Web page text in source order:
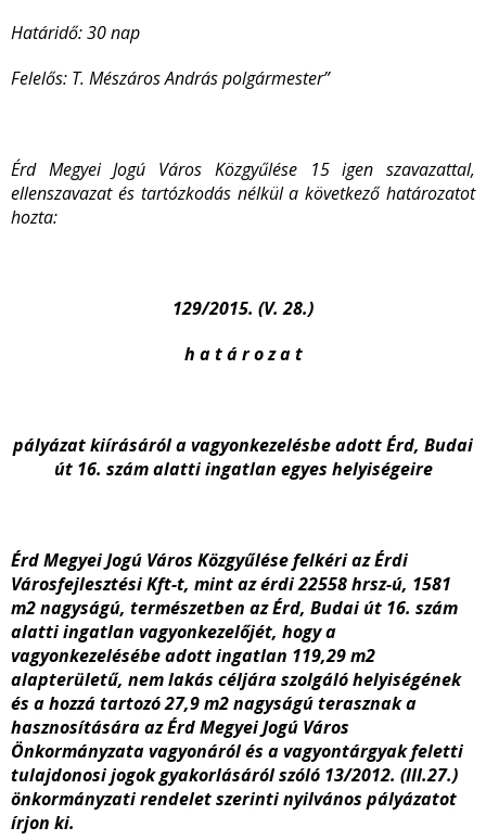
Határidő: 30 nap
Felelős: T. Mészáros András polgármester”
Érd Megyei Jogú Város Közgyűlése 15 igen szavazattal,
ellenszavazat és tartózkodás nélkül a következő határozatot
hozta:
129/2015. (V. 28.)
h a t á r o z a t
pályázat kiírásáról a vagyonkezelésbe adott Érd, Budai
út 16. szám alatti ingatlan egyes helyiségeire
Érd Megyei Jogú Város Közgyűlése felkéri az Érdi
Városfejlesztési Kft-t, mint az érdi 22558 hrsz-ú, 1581
m2nagyságú, természetben az Érd, Budai út 16. szám
alatti ingatlan vagyonkezelőjét, hogy a
vagyonkezelésébe adott ingatlan 119,29 m2
alapterületű, nem lakás céljára szolgáló helyiségének
és a hozzá tartozó 27,9 m2nagyságú terasznak a
hasznosítására az Érd Megyei Jogú Város
Önkormányzata vagyonáról és a vagyontárgyak feletti
tulajdonosi jogok gyakorlásáról szóló 13/2012. (III.27.)
önkormányzati rendelet szerinti nyilvános pályázatot
írjon ki.